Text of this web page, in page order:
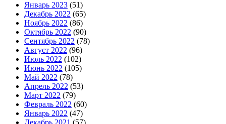
Январь 2023 (51)
Декабрь 2022 (65)
Ноябрь 2022 (86)
Октябрь 2022 (90)
Сентябрь 2022 (78)
Август 2022 (96)
Июль 2022 (102)
Июнь 2022 (105)
Май 2022 (78)
Апрель 2022 (53)
Март 2022 (79)
Февраль 2022 (60)
Январь 2022 (47)